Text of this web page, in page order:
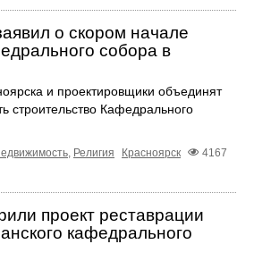
о скором начале
собора в
и проектировщики объединят
строительство Кафедрального
Религия Красноярск
4167
проект реставрации
кафедрального